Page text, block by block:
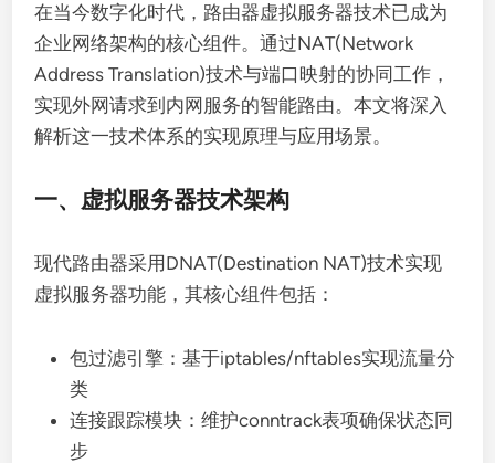
在当今数字化时代，路由器虚拟服务器技术已成为
企业网络架构的核心组件。通过NAT(Network
Address Translation)技术与端口映射的协同工作，
实现外网请求到内网服务的智能路由。本文将深入
解析这一技术体系的实现原理与应用场景。
一、虚拟服务器技术架构
现代路由器采用DNAT(Destination NAT)技术实现
虚拟服务器功能，其核心组件包括：
包过滤引擎：基于iptables/nftables实现流量分
类
连接跟踪模块：维护conntrack表项确保状态同
步